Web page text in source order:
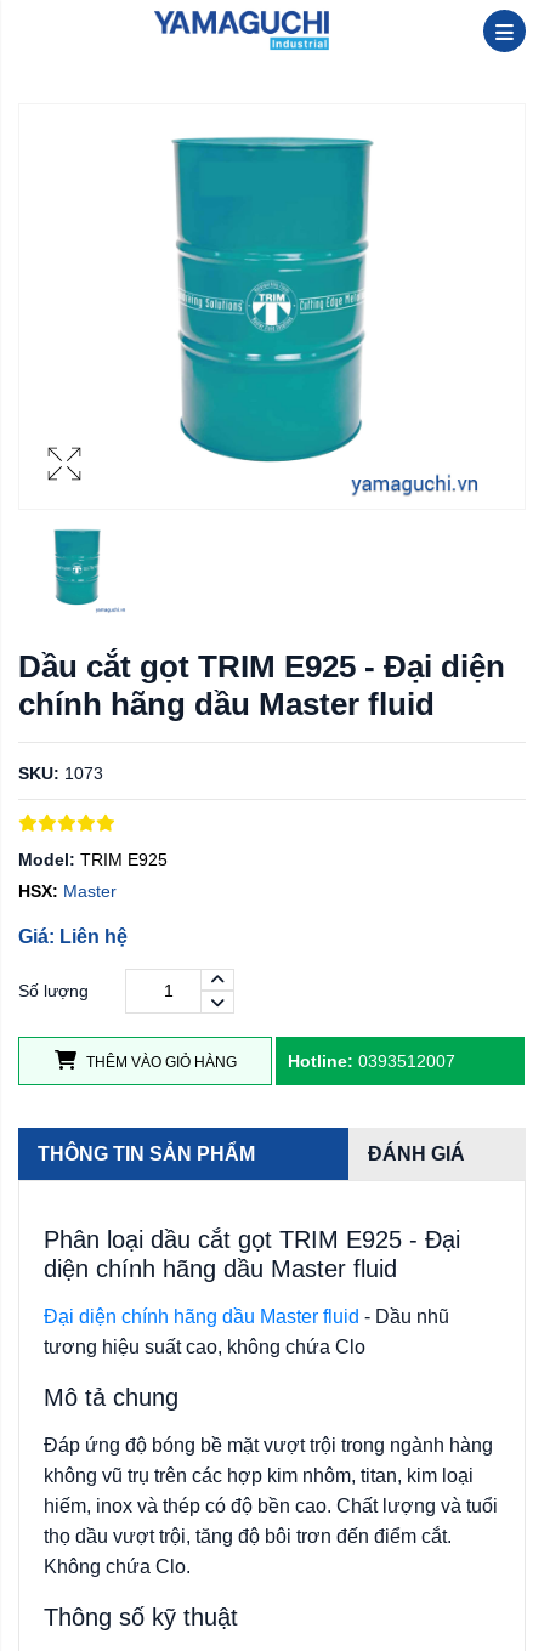
Dầu cắt gọt TRIM E925 - Đại diện
chính hãng dầu Master fluid
SKU: 1073
Model: TRIM E925
HSX: Master
Giá: Liên hệ
Số lượng
THÊM VÀO GIỎ HÀNG Hotline: 0393512007
THÔNG TIN SẢN PHẨM ĐÁNH GIÁ
Phân loại dầu cắt gọt TRIM E925 - Đại
diện chính hãng dầu Master fluid
Đại diện chính hãng dầu Master fluid - Dầu nhũ
tương hiệu suất cao, không chứa Clo
Mô tả chung
Đáp ứng độ bóng bề mặt vượt trội trong ngành hàng
không vũ trụ trên các hợp kim nhôm, titan, kim loại
hiếm, inox và thép có độ bền cao. Chất lượng và tuổi
thọ dầu vượt trội, tăng độ bôi trơn đến điểm cắt.
Không chứa Clo.
Thông số kỹ thuật